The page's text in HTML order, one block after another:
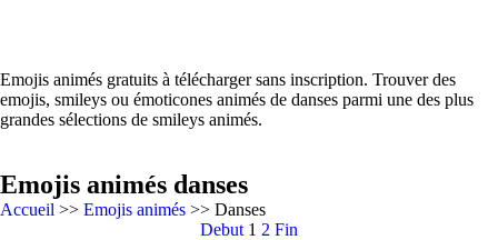
Emojis animés gratuits à télécharger sans inscription. Trouver des
emojis, smileys ou émoticones animés de danses parmi une des plus
grandes sélections de smileys animés.
Emojis animés danses
Accueil >> Emojis animés >> Danses
Debut 1 2 Fin